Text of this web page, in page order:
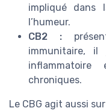
impliqué
l’humeur.
CB2 :
immunitaire,
chroniques.
Le CBG agit aussi